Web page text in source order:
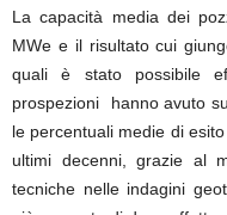
La capacità media dei
MWe e il risultato cui
quali è stato possibile
prospezioni hanno avuto
le percentuali medie di
ultimi decenni, grazie al
tecniche nelle indagini